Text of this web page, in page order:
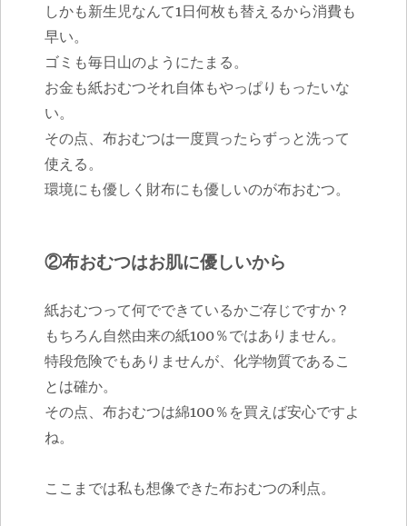
しかも新生児なんて1日何枚も替えるから消費も
早い。
ゴミも毎日山のようにたまる。
お金も紙おむつそれ自体もやっぱりもったいな
い。
その点、布おむつは一度買ったらずっと洗って
使える。
環境にも優しく財布にも優しいのが布おむつ。
②布おむつはお肌に優しいから
紙おむつって何でできているかご存じですか？
もちろん自然由来の紙100％ではありません。
特段危険でもありませんが、化学物質であるこ
とは確か。
その点、布おむつは綿100％を買えば安心ですよ
ね。
ここまでは私も想像できた布おむつの利点。